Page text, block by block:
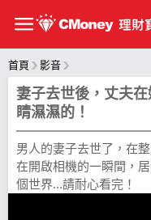
首頁 影音
妻子去世後，丈夫
睛濕濕的！
男人的妻子去世了，在
在開啟相機的一瞬間，
個世界...請耐心看完！